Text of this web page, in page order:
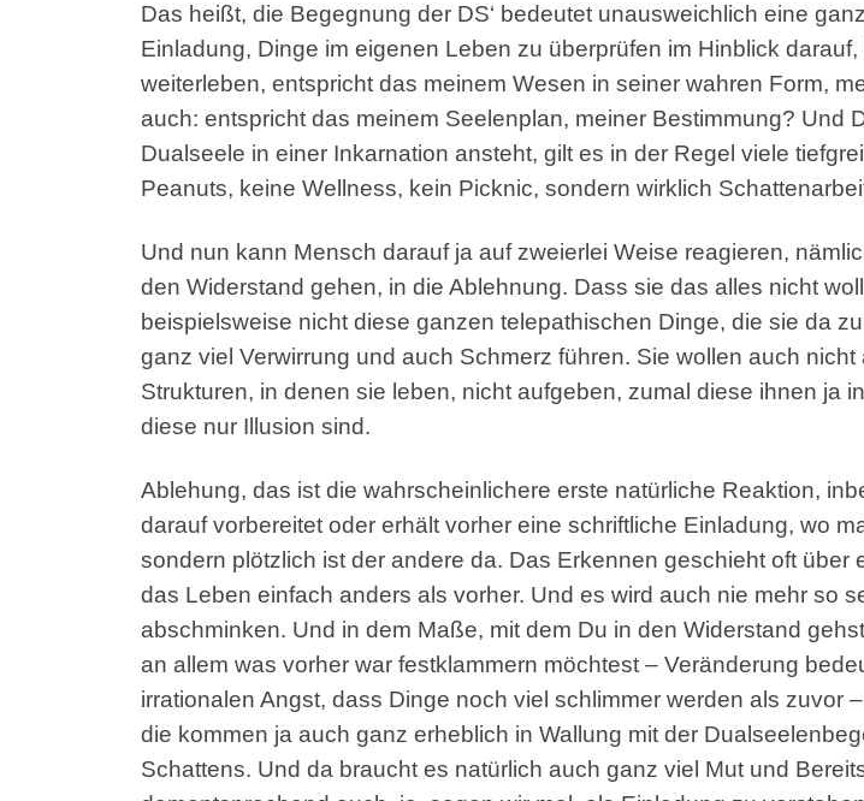
Das heißt, die Begegnung der DS‘ bedeutet unausweichlich eine
Einladung, Dinge im eigenen Leben zu überprüfen im Hinblick
weiterleben, entspricht das meinem Wesen in seiner wahren Form,
auch: entspricht das meinem Seelenplan, meiner Bestimmung? Und
Dualseele in einer Inkarnation ansteht, gilt es in der Regel viele
Peanuts, keine Wellness, kein Picknic, sondern wirklich
Und nun kann Mensch darauf ja auf zweierlei Weise reagieren,
den Widerstand gehen, in die Ablehnung. Dass sie das alles nicht
beispielsweise nicht diese ganzen telepathischen Dinge, die sie da
ganz viel Verwirrung und auch Schmerz führen. Sie wollen auch
Strukturen, in denen sie leben, nicht aufgeben, zumal diese ihnen ja
diese nur Illusion sind.
Ablehung, das ist die wahrscheinlichere erste natürliche Reaktion,
darauf vorbereitet oder erhält vorher eine schriftliche Einladung, wo
sondern plötzlich ist der andere da. Das Erkennen geschieht oft
das Leben einfach anders als vorher. Und es wird auch nie mehr so
abschminken. Und in dem Maße, mit dem Du in den Widerstand
an allem was vorher war festklammern möchtest – Veränderung
irrationalen Angst, dass Dinge noch viel schlimmer werden als zuvor
die kommen ja auch ganz erheblich in Wallung mit der
Schattens. Und da braucht es natürlich auch ganz viel Mut und